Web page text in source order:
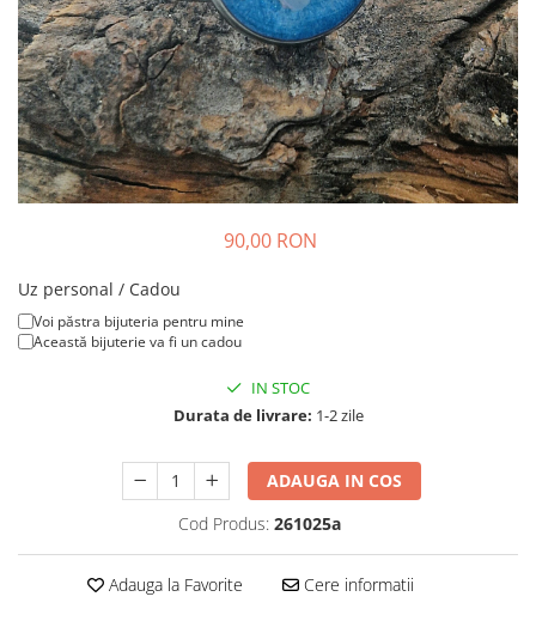
Colier / Pandantiv
Brățară
Bijuterii copii
Colier / Pandantiv
Colier de prietenie
Brățară
Colier / Pandantiv
Cercei
Colier / Pandantiv
Brățară de gleznă
90,00 RON
Uz personal / Cadou
Voi păstra bijuteria pentru mine
Această bijuterie va fi un cadou
IN STOC
Durata de livrare: 1-2 zile
ADAUGA IN COS
Cod Produs: 261025a
Adauga la Favorite Cere informatii